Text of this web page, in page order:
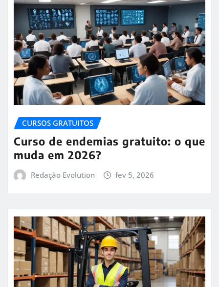
CURSOS GRATUITOS
Curso de endemias gratuito: o que
muda em 2026?
Redação Evolution fev 5, 2026